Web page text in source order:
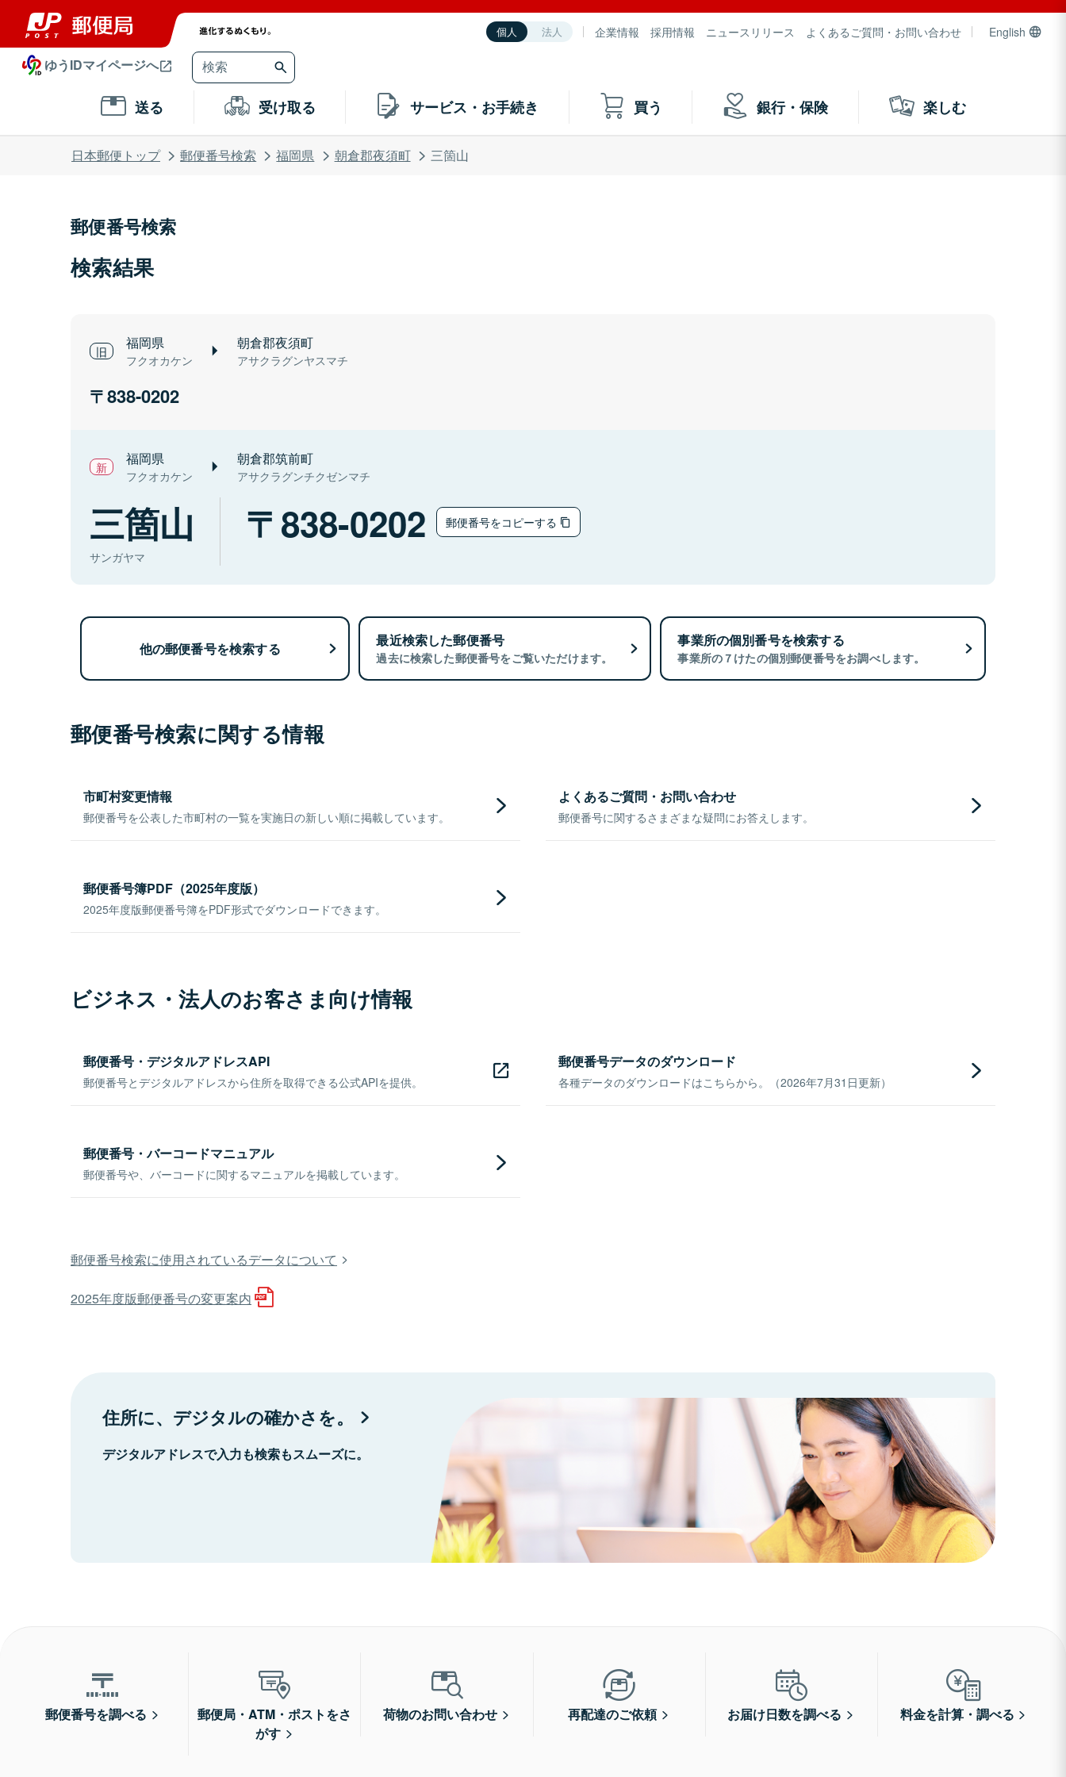
個人 法人 企業情報 採用情報 ニュースリリース よくあるご質問・お問い合わせ English
ゆうIDマイページへ
送る 受け取る サービス・お手続き 買う 銀行・保険 楽しむ
日本郵便トップ 郵便番号検索 福岡県 朝倉郡夜須町 三箇山
郵便番号検索
検索結果
福岡県
フクオカケン
朝倉郡夜須町
アサクラグンヤスマチ
838-0202
福岡県
フクオカケン
朝倉郡筑前町
アサクラグンチクゼンマチ
三箇山
サンガヤマ
838-0202 郵便番号をコピーする
他の郵便番号を検索する 最近検索した郵便番号
過去に検索した郵便番号をご覧いただけます。
事業所の個別番号を検索する
事業所の７けたの個別郵便番号をお調べします。
郵便番号検索に関する情報
市町村変更情報
郵便番号を公表した市町村の一覧を実施日の新しい順に掲載しています。
よくあるご質問・お問い合わせ
郵便番号に関するさまざまな疑問にお答えします。
郵便番号簿PDF（2025年度版）
2025年度版郵便番号簿をPDF形式でダウンロードできます。
ビジネス・法人のお客さま向け情報
郵便番号・デジタルアドレスAPI
郵便番号とデジタルアドレスから住所を取得できる公式APIを提供。
郵便番号データのダウンロード
各種データのダウンロードはこちらから。（2026年7月31日更新）
郵便番号・バーコードマニュアル
郵便番号や、バーコードに関するマニュアルを掲載しています。
郵便番号検索に使用されているデータについて
2025年度版郵便番号の変更案内
住所に、デジタルの確かさを。
デジタルアドレスで入力も検索もスムーズに。
郵便番号を調べる
郵便局・ATM・ポストをさ
がす
荷物のお問い合わせ 再配達のご依頼 お届け日数を調べる 料金を計算・調べる